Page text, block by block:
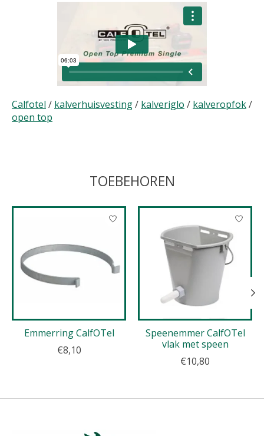
Calfotel / kalverhuisvesting/ kalveriglo / kalveropfok/
open top
TOEBEHOREN
Items van productcarrousel
Emmerring CalfOTel
€8,10
Speenemmer CalfOTel
vlak met speen
€10,80